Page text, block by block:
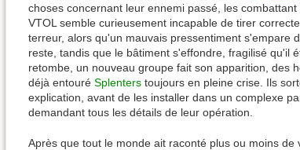
choses concernant leur ennemi passé, les
VTOL semble curieusement incapable de tirer
terreur, alors qu'un mauvais pressentiment s'empare
reste, tandis que le bâtiment s'effondre, fragilisé qu'il
retombe, un nouveau groupe fait son apparition, des
déjà entouré Splenters toujours en pleine crise. Ils
explication, avant de les installer dans un complexe
demandant tous les détails de leur opération.
Après que tout le monde ait raconté plus ou moins